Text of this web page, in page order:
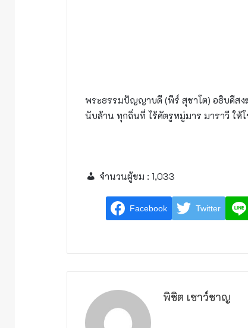
พระธรรมปัญญาบดี (พีร์ สุชาโต) อธิบดีสง
นับล้าน ทุกถิ่นที่ ไร้ศัตรูหมู่มาร มาราวี ให้
จำนวนผู้ชม : 1,033
Facebook Twitter
พิชิต เชาว์ชาญ